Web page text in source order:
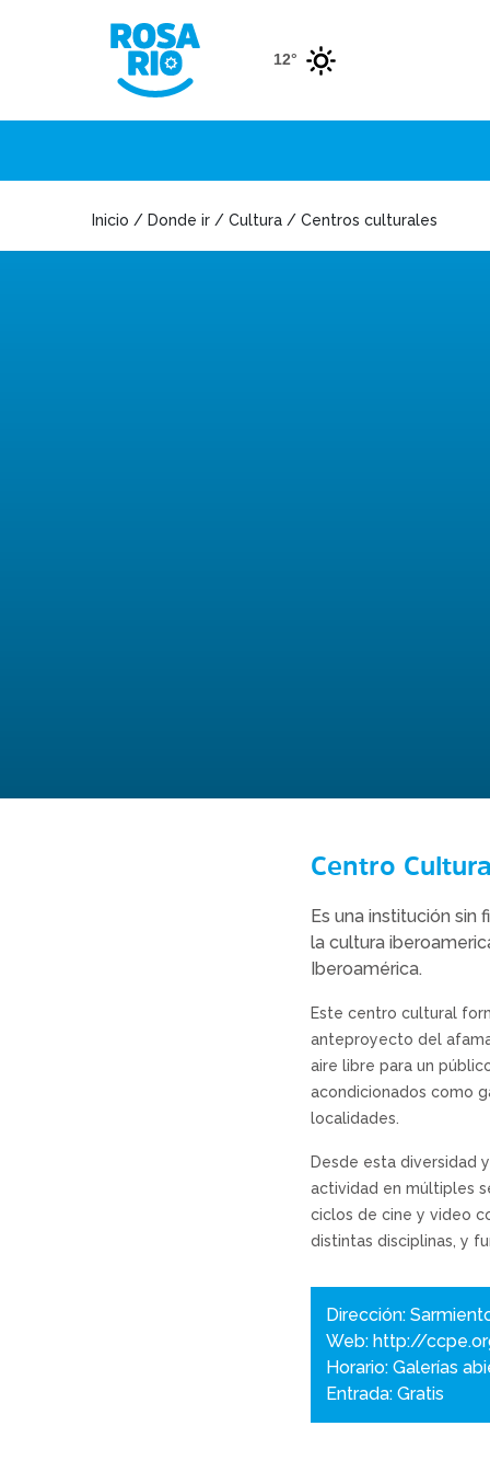
12°
Inicio / Donde ir / Cultura / Centros culturales
Centro
Es una institución
la cultura
Iberoamérica.
Este centro cultural
anteproyecto del
aire libre para un
acondicionados como
localidades.
Desde esta diversidad
actividad en múltiples
ciclos de cine y video
distintas disciplinas, y
Dirección:
Web: http://
Horario: Galerías
Entrada: Gratis